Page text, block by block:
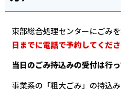
東部総合処理センターにごみを
日までに電話で予約してくださ
当日のごみ持込みの受付は行っ
事業系の「粗大ごみ」の持込み